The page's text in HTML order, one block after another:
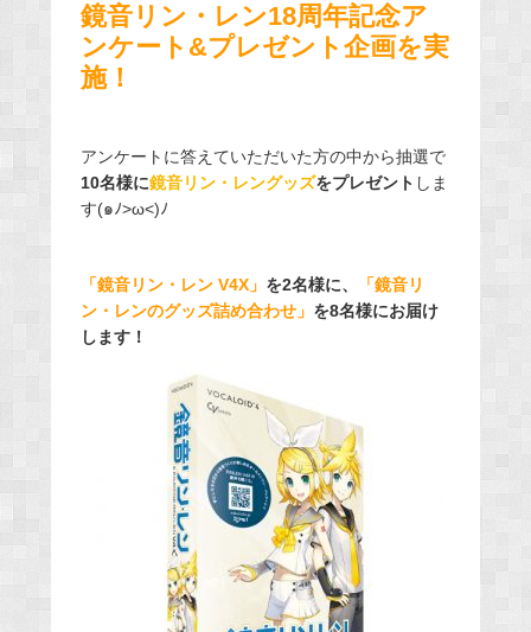
鏡音リン・レン18周年記念ア
ンケート&プレゼント企画を実
施！
アンケートに答えていただいた方の中から抽選で
10名様に鏡音リン・レングッズをプレゼント しま
す(๑ﾉ>ω<)ﾉ
「鏡音リン・レン V4X」 を2名様に、
「鏡音リ
ン・レンのグッズ詰め合わせ」 を8名様にお届け
します！